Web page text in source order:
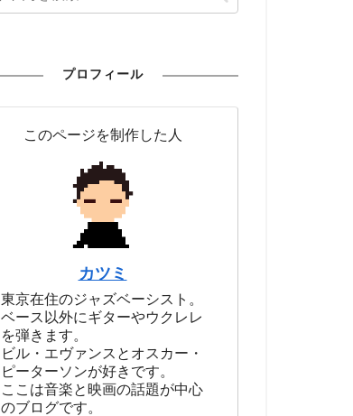
プロフィール
このページを制作した人
カツミ
東京在住のジャズベーシスト。
ベース以外にギターやウクレレ
を弾きます。
ビル・エヴァンスとオスカー・
ピーターソンが好きです。
ここは音楽と映画の話題が中心
のブログです。